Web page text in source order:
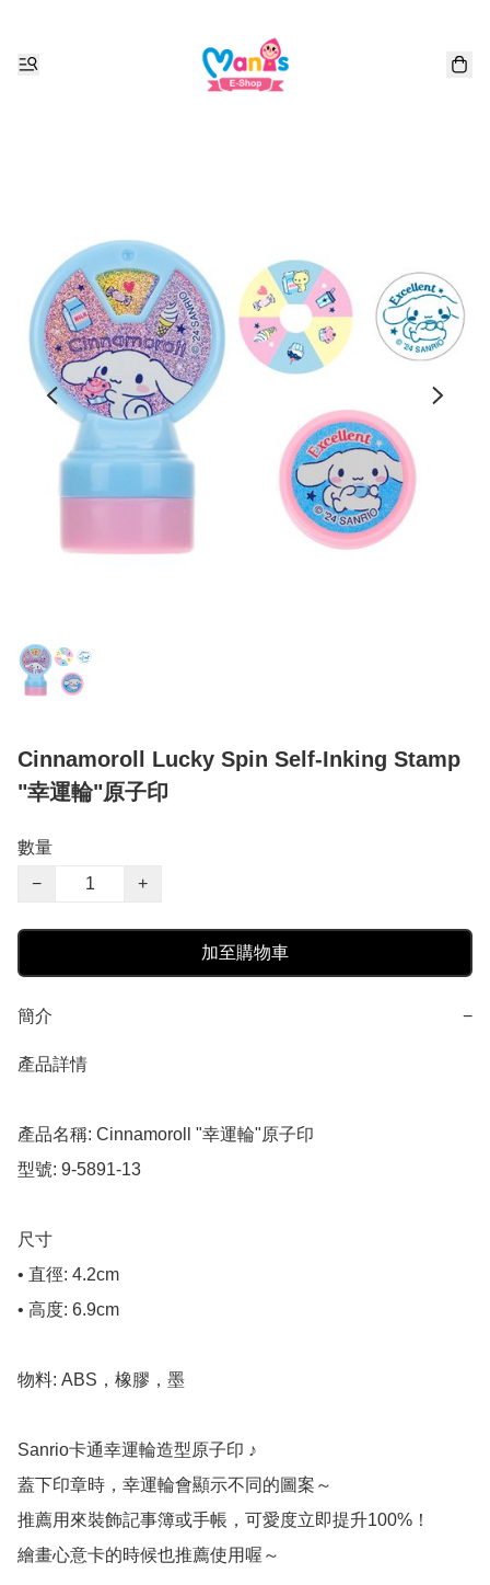
Cinnamoroll Lucky Spin Self-Inking Stamp
"幸運輪"原子印
數量
−
+
加至購物車
簡介 −
產品詳情
產品名稱: Cinnamoroll "幸運輪"原子印
型號: 9-5891-13
尺寸
• 直徑: 4.2cm
• 高度: 6.9cm
物料: ABS，橡膠，墨
Sanrio卡通幸運輪造型原子印 ♪
蓋下印章時，幸運輪會顯示不同的圖案～
推薦用來裝飾記事簿或手帳，可愛度立即提升100%！
繪畫心意卡的時候也推薦使用喔～